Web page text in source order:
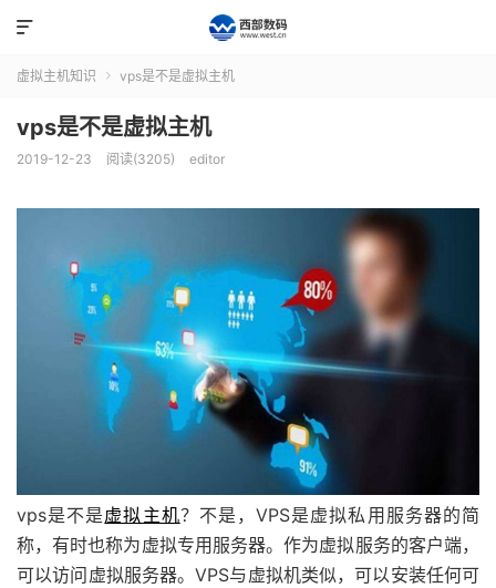

虚拟主机知识  vps是不是虚拟主机
vps是不是虚拟主机
2019-12-23 阅读(3205) editor
vps是不是虚拟主机？不是，VPS是虚拟私用服务器的简
称，有时也称为虚拟专用服务器。作为虚拟服务的客户端，
可以访问虚拟服务器。VPS与虚拟机类似，可以安装任何可